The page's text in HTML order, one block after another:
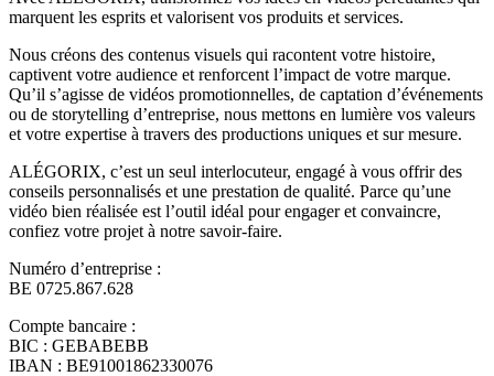
marquent les esprits et valorisent vos produits et services.
Nous créons des contenus visuels qui racontent votre histoire,
captivent votre audience et renforcent l’impact de votre marque.
Qu’il s’agisse de vidéos promotionnelles, de captation d’événements
ou de storytelling d’entreprise, nous mettons en lumière vos valeurs
et votre expertise à travers des productions uniques et sur mesure.
ALÉGORIX, c’est un seul interlocuteur, engagé à vous offrir des
conseils personnalisés et une prestation de qualité. Parce qu’une
vidéo bien réalisée est l’outil idéal pour engager et convaincre,
confiez votre projet à notre savoir-faire.
Numéro d’entreprise :
BE 0725.867.628
Compte bancaire :
BIC : GEBABEBB
IBAN : BE91001862330076